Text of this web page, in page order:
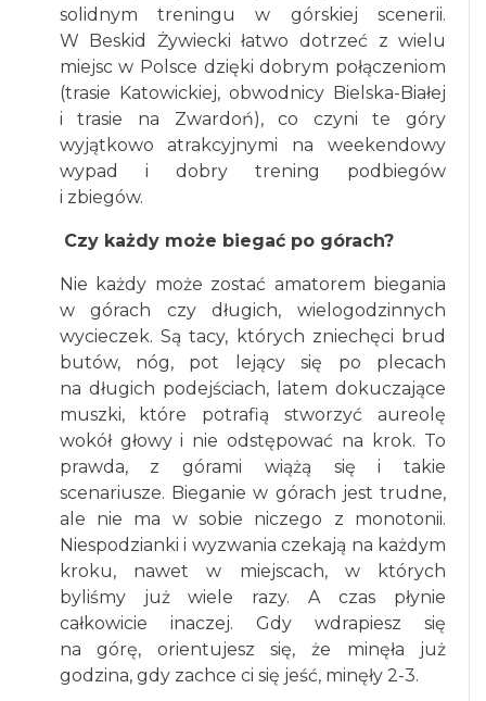
solidnym treningu w górskiej scenerii.
W Beskid Żywiecki łatwo dotrzeć z wielu
miejsc w Polsce dzięki dobrym połączeniom
(trasie Katowickiej, obwodnicy Bielska-Białej
i trasie na Zwardoń), co czyni te góry
wyjątkowo atrakcyjnymi na weekendowy
wypad i dobry trening podbiegów
i zbiegów.
Czy każdy może biegać po górach?
Nie każdy może zostać amatorem biegania
w górach czy długich, wielogodzinnych
wycieczek. Są tacy, których zniechęci brud
butów, nóg, pot lejący się po plecach
na długich podejściach, latem dokuczające
muszki, które potrafią stworzyć aureolę
wokół głowy i nie odstępować na krok. To
prawda, z górami wiążą się i takie
scenariusze. Bieganie w górach jest trudne,
ale nie ma w sobie niczego z monotonii.
Niespodzianki i wyzwania czekają na każdym
kroku, nawet w miejscach, w których
byliśmy już wiele razy. A czas płynie
całkowicie inaczej. Gdy wdrapiesz się
na górę, orientujesz się, że minęła już
godzina, gdy zachce ci się jeść, minęły 2-3.